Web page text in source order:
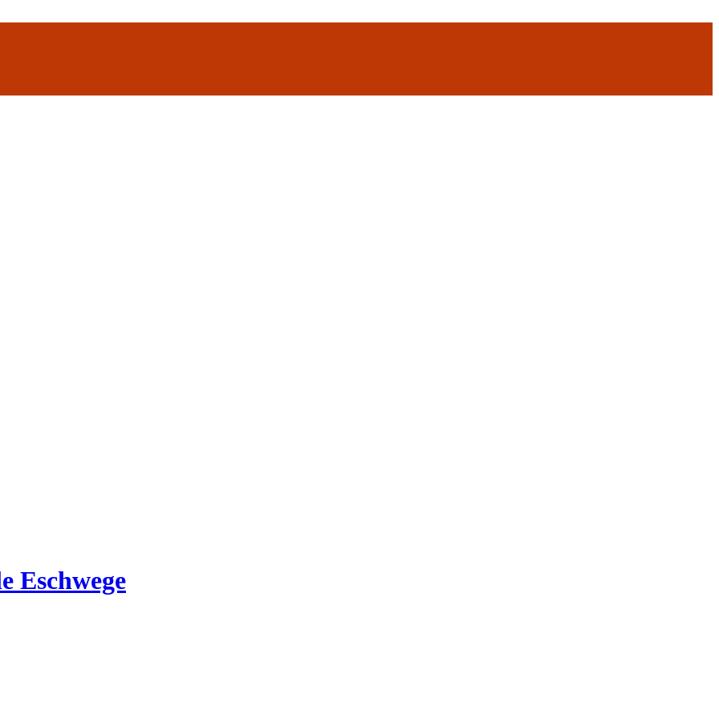
Eschwege